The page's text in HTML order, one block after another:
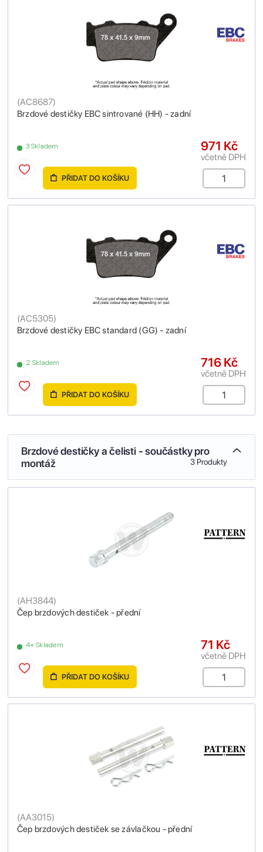
Brzdové destičky EBC sintrované (HH) - zadní
(AC8687)
3 Skladem 971 Kč
včetně DPH
PŘIDAT DO KOŠÍKU
Brzdové destičky EBC standard (GG) - zadní
(AC5305)
2 Skladem 716 Kč
včetně DPH
PŘIDAT DO KOŠÍKU
Brzdové destičky a čelisti - součástky pro
montáž
3 Produkty
Čep brzdových destiček - přední
(AH3844)
4+ Skladem 71 Kč
včetně DPH
PŘIDAT DO KOŠÍKU
Čep brzdových destiček se závlačkou - přední
(AA3015)